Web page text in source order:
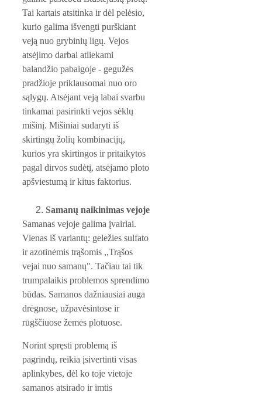
Tai kartais atsitinka ir dėl pelėsio,
kurio galima išvengti purškiant
veją nuo grybinių ligų. Vejos
atsėjimo darbai atliekami
balandžio pabaigoje - gegužės
pradžioje priklausomai nuo oro
sąlygų. Atsėjant veją labai svarbu
tinkamai pasirinkti vejos sėklų
mišinį. Mišiniai sudaryti iš
skirtingų žolių kombinacijų,
kurios yra skirtingos ir pritaikytos
pagal dirvos sudėtį, atsėjamo ploto
apšviestumą ir kitus faktorius.
Samanų naikinimas vejoje
Samanas vejoje galima įvairiai.
Vienas iš variantų: geležies sulfato
ir azotinėmis trąšomis ,,Trąšos
vejai nuo samanų". Tačiau tai tik
trumpalaikis problemos sprendimo
būdas. Samanos dažniausiai auga
drėgnose, užpavėsintose ir
rūgščiuose žemės plotuose.
Norint spręsti problemą iš
pagrindų, reikia įsivertinti visas
aplinkybes, dėl ko toje vietoje
samanos atsirado ir imtis